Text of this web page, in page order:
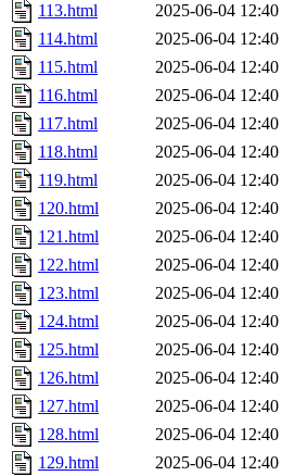
113.html
2025-06-04 12:40
114.html
2025-06-04 12:40
115.html
2025-06-04 12:40
116.html
2025-06-04 12:40
117.html
2025-06-04 12:40
118.html
2025-06-04 12:40
119.html
2025-06-04 12:40
120.html
2025-06-04 12:40
121.html
2025-06-04 12:40
122.html
2025-06-04 12:40
123.html
2025-06-04 12:40
124.html
2025-06-04 12:40
125.html
2025-06-04 12:40
126.html
2025-06-04 12:40
127.html
2025-06-04 12:40
128.html
2025-06-04 12:40
129.html
2025-06-04 12:40